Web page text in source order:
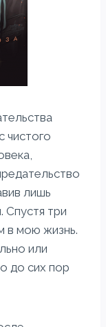
чистого
лишь
Спустя три
в мою жизнь.
или
до сих пор